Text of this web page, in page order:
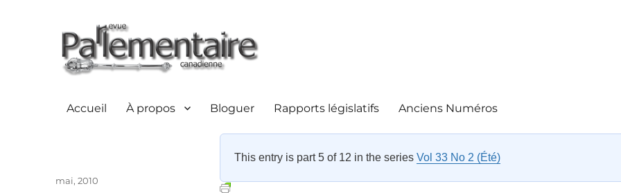
Accueil À propos Bloguer Rapports législatifs Anciens Numéros
This entry is part 5 of 12 in the series Vol 33 No 2 (Été)
Auteur
Publié
mai, 2010